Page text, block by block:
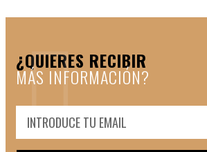
¿QUIERES RECIBIR
MÁS INFORMACIÓN?